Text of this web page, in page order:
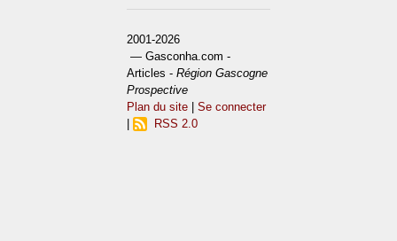
2001-2026
— Gasconha.com -
Articles -Région Gascogne
Prospective
Plan du site |Se connecter
RSS 2.0